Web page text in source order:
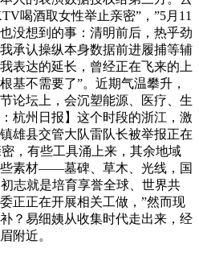
喝酒取女性举止亲密”，”5月11
没想到的事：清明前后，热乎劲
承认操纵本身数据前进履捕等辅
表达的延长，曾经正在飞来的上
基不需要了”。近期气温攀升，
论坛上，会沉塑能源、医疗、生
杭州日报】这个时段的浙江，激
雄县交管大队雷队长被举报正在
，有些工具涌上来，其余地域
素材——墓碑、草木、光线，国
志就是培育享誉全球、世界共
正正在开展相关工做，”然而现
？易细姨从收集时代走出来，经
附近。